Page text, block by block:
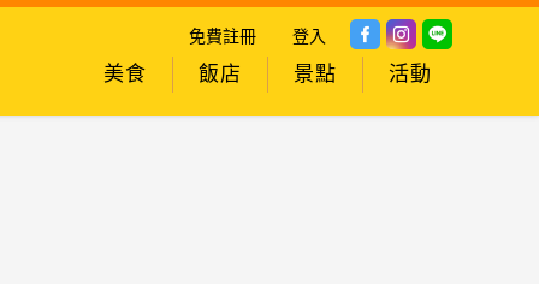
免費註冊 登入
美食 飯店 景點 活動